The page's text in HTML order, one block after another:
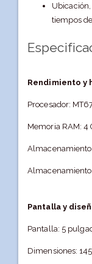
tiempos
Rendimiento y
Procesador:
Memoria RAM: 4
Almacenamiento
Pantalla y
Pantalla: 5
Dimensiones: